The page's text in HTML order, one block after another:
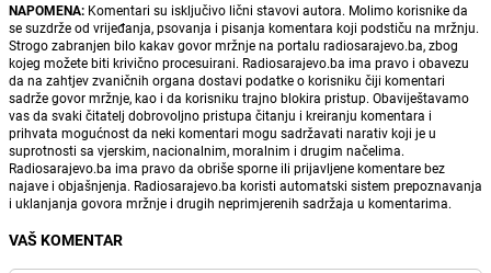
NAPOMENA: Komentari su isključivo lični stavovi autora. Molimo korisnike da
se suzdrže od vrijeđanja, psovanja i pisanja komentara koji podstiču na mržnju.
Strogo zabranjen bilo kakav govor mržnje na portalu radiosarajevo.ba, zbog
kojeg možete biti krivično procesuirani. Radiosarajevo.ba ima pravo i obavezu
da na zahtjev zvaničnih organa dostavi podatke o korisniku čiji komentari
sadrže govor mržnje, kao i da korisniku trajno blokira pristup. Obaviještavamo
vas da svaki čitatelj dobrovoljno pristupa čitanju i kreiranju komentara i
prihvata mogućnost da neki komentari mogu sadržavati narativ koji je u
suprotnosti sa vjerskim, nacionalnim, moralnim i drugim načelima.
Radiosarajevo.ba ima pravo da obriše sporne ili prijavljene komentare bez
najave i objašnjenja. Radiosarajevo.ba koristi automatski sistem prepoznavanja
i uklanjanja govora mržnje i drugih neprimjerenih sadržaja u komentarima.
VAŠ KOMENTAR